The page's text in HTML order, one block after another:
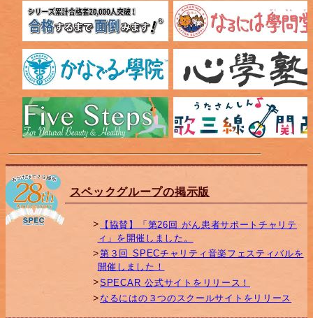
スペックグループの掲示版
【協賛】「第26回 がん患者サポートチャリテ
ィ」を開催しました。
第３回 SPECチャリティ音楽フェスティバルを
開催しました！
SPECAR 公式サイトをリリース！
なるにはの３つのスクールサイトをリリース